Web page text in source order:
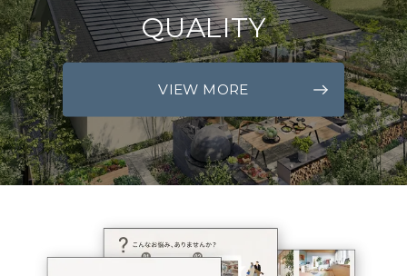
QUALITY
VIEW MORE